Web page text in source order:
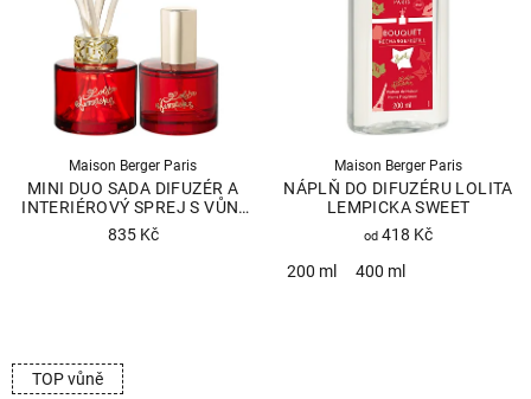
hvězdiček.
Maison Berger Paris
MINI DUO SADA DIFUZÉR A
INTERIÉROVÝ SPREJ S VŮNÍ
LOLITA LEMPICKA SWEET
835 Kč
Maison Berger Paris
NÁPLŇ DO DIFUZÉRU LOLITA
LEMPICKA SWEET
od 418 Kč
200 ml
400 ml
TOP vůně